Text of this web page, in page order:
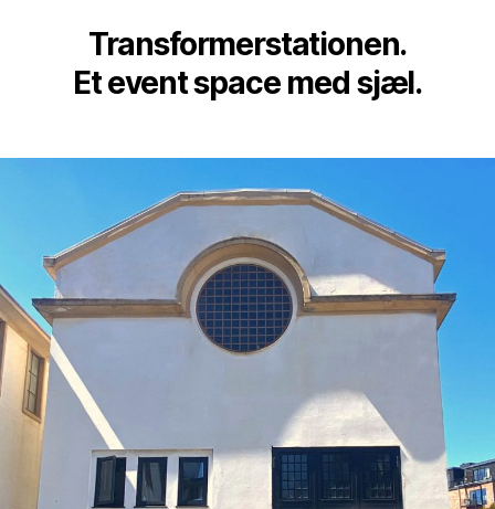
Transformerstationen.
Et event space med sjæl.